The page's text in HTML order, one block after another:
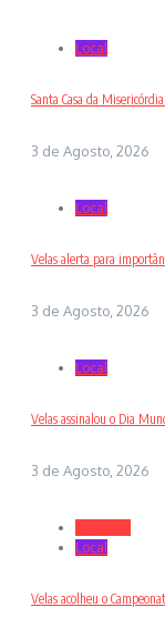
Local
Santa Casa da
3 de Agosto, 2026
Local
Velas alerta para
3 de Agosto, 2026
Local
Velas assinalou o Dia
3 de Agosto, 2026
Local
Velas acolheu o